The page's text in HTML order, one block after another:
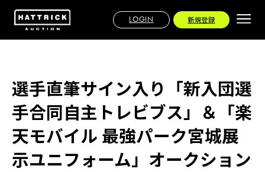
LOGIN 新規登録
選手直筆サイン入り「新入団選
手合同自主トレビブス」＆「楽
天モバイル 最強パーク宮城展
示ユニフォーム」オークション